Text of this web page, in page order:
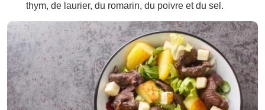
thym, de laurier, du romarin, du poivre et du sel.